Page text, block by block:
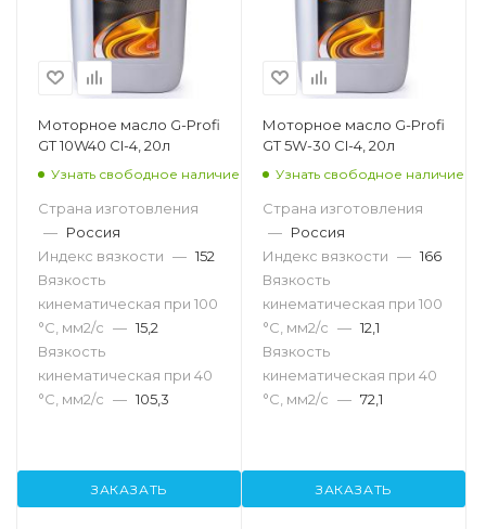
Моторное масло G-Profi
GT 10W40 CI-4, 20л
Узнать свободное наличие
Страна изготовления
— Россия
Индекс вязкости — 152
Вязкость
кинематическая при 100
°С, мм2/с — 15,2
Вязкость
кинематическая при 40
°С, мм2/с — 105,3
ЗАКАЗАТЬ
Моторное масло G-Profi
GT 5W-30 CI-4, 20л
Узнать свободное наличие
Страна изготовления
— Россия
Индекс вязкости — 166
Вязкость
кинематическая при 100
°С, мм2/с — 12,1
Вязкость
кинематическая при 40
°С, мм2/с — 72,1
ЗАКАЗАТЬ